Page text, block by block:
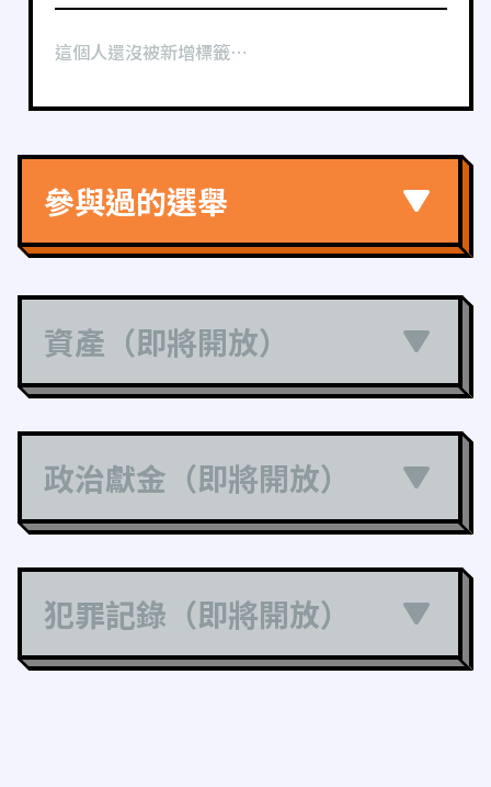
這個人還沒被新增標籤⋯
參與過的選舉
資產（即將開放）
政治獻金（即將開放）
犯罪記錄（即將開放）